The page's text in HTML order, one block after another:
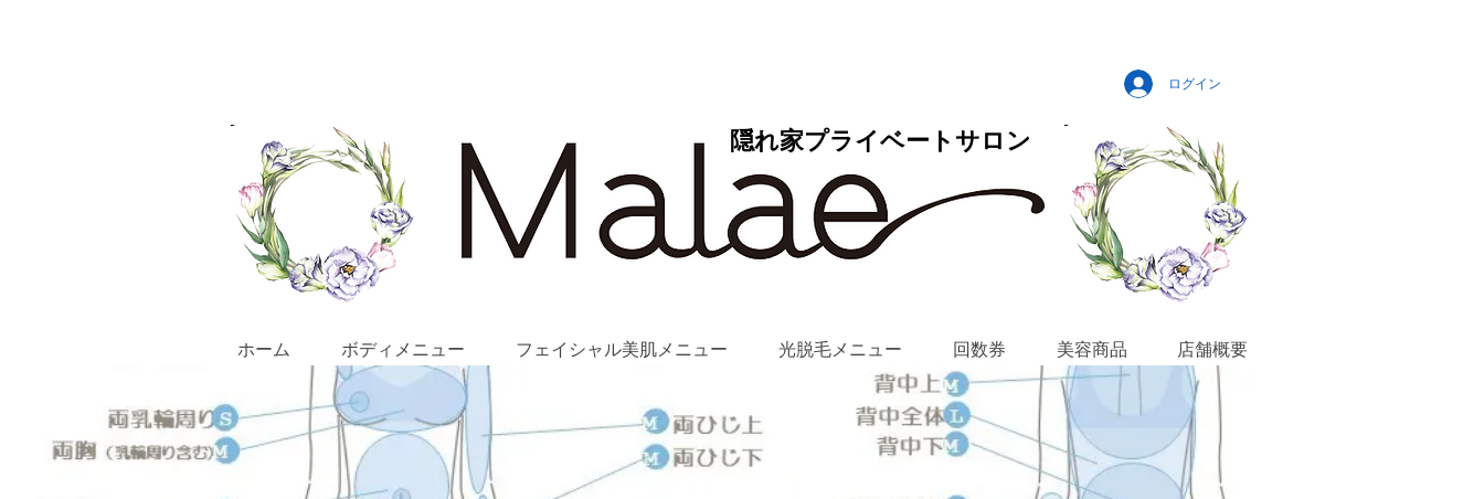
隠れ家プライベートサロン
ログイン
ホーム ボディメニュー フェイシャル美肌メニュー 光脱毛メニュー 回数券 美容商品 店舗概要